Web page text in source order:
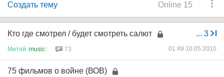
Online 15
Создать тему
... 3
Кто где смотрел / будет смотреть салют
Митяй :music: 73 01:49 10.05.2010
75 фильмов о войне (ВОВ)